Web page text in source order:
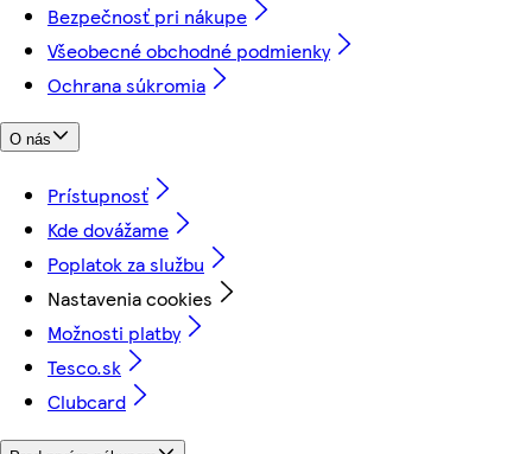
Bezpečnosť pri nákupe
Všeobecné obchodné podmienky
Ochrana súkromia
O nás
Prístupnosť
Kde dovážame
Poplatok za službu
Nastavenia cookies
Možnosti platby
Tesco.sk
Clubcard